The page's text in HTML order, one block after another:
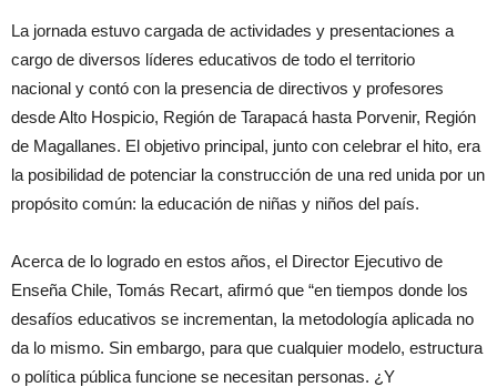
La jornada estuvo cargada de actividades y presentaciones a
cargo de diversos líderes educativos de todo el territorio
nacional y contó con la presencia de directivos y profesores
desde Alto Hospicio, Región de Tarapacá hasta Porvenir, Región
de Magallanes. El objetivo principal, junto con celebrar el hito, era
la posibilidad de potenciar la construcción de una red unida por un
propósito común: la educación de niñas y niños del país.
Acerca de lo logrado en estos años, el Director Ejecutivo de
Enseña Chile, Tomás Recart, afirmó que “en tiempos donde los
desafíos educativos se incrementan, la metodología aplicada no
da lo mismo. Sin embargo, para que cualquier modelo, estructura
o política pública funcione se necesitan personas. ¿Y